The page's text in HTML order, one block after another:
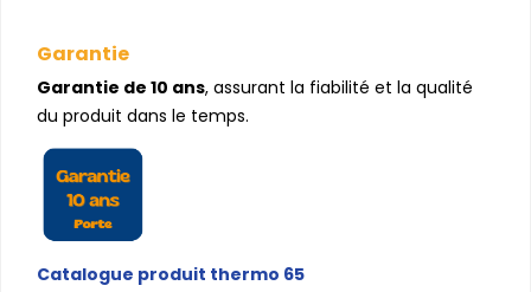
Garantie
Garantie de 10 ans, assurant la fiabilité et la qualité
du produit dans le temps.
Catalogue produit thermo 65